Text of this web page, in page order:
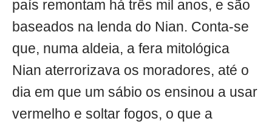
país remontam há três mil anos, e são
baseados na lenda do Nian. Conta-se
que, numa aldeia, a fera mitológica
Nian aterrorizava os moradores, até o
dia em que um sábio os ensinou a usar
vermelho e soltar fogos, o que a